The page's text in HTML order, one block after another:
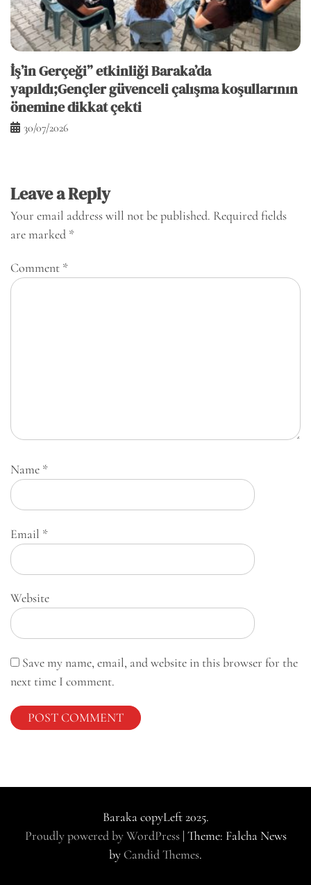
İş’in Gerçeği” etkinliği Baraka’da
yapıldı;Gençler güvenceli çalışma koşullarının
önemine dikkat çekti
30/07/2026
Leave a Reply
Your email address will not be published. Required fields
are marked *
Comment *
Name *
Email *
Website
Save my name, email, and website in this browser for the
next time I comment.
Baraka copyLeft 2025.
Proudly powered by WordPress | Theme: Falcha News
by Candid Themes.